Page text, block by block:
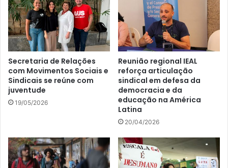
Secretaria de Relações
com Movimentos Sociais e
Sindicais se reúne com
juventude
19/05/2026
Reunião regional IEAL
reforça articulação
sindical em defesa da
democracia e da
educação na América
Latina
20/04/2026